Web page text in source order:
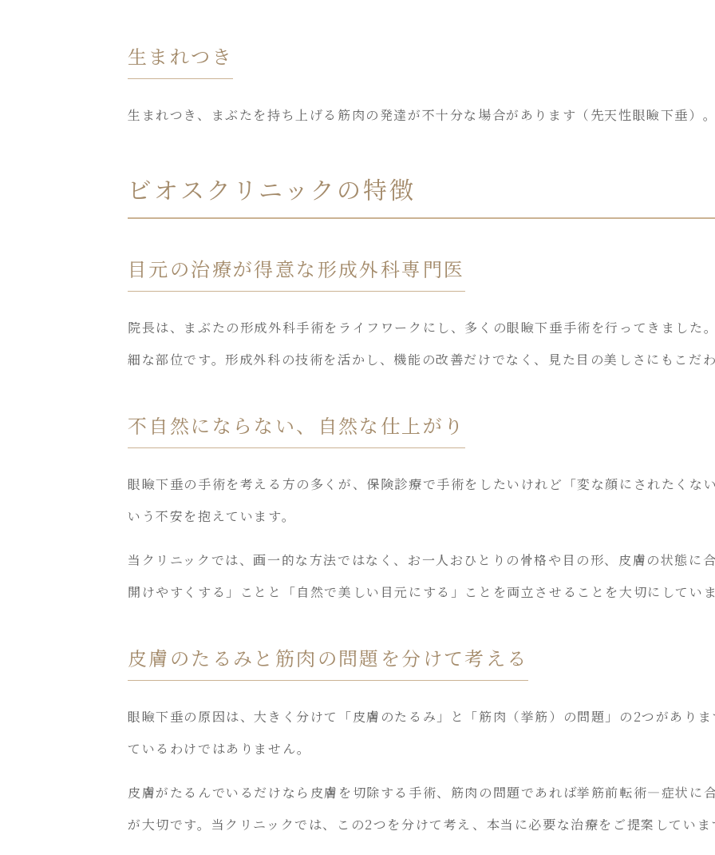
生まれつき
生まれつき、まぶたを持ち上げる筋肉の発達が不十分な場合があります（先天性眼瞼下垂）。
ビオスクリニックの特徴
目元の治療が得意な形成外科専門医
院長は、まぶたの形成外科手術をライフワークにし、多くの眼瞼下垂手術を行ってきました
細な部位です。形成外科の技術を活かし、機能の改善だけでなく、見た目の美しさにもこだ
不自然にならない、自然な仕上がり
眼瞼下垂の手術を考える方の多くが、保険診療で手術をしたいけれど「変な顔にされたくな
いう不安を抱えています。
当クリニックでは、画一的な方法ではなく、お一人おひとりの骨格や目の形、皮膚の状態に
開けやすくする」ことと「自然で美しい目元にする」ことを両立させることを大切にしていま
皮膚のたるみと筋肉の問題を分けて考える
眼瞼下垂の原因は、大きく分けて「皮膚のたるみ」と「筋肉（挙筋）の問題」の2つがあり
ているわけではありません。
皮膚がたるんでいるだけなら皮膚を切除する手術、筋肉の問題であれば挙筋前転術―症状に
が大切です。当クリニックでは、この2つを分けて考え、本当に必要な治療をご提案していま